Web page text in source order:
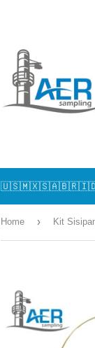
Home › Kit